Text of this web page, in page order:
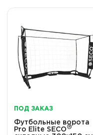
ПОД ЗАКАЗ
Футбольные ворота
Pro Elite SECO®